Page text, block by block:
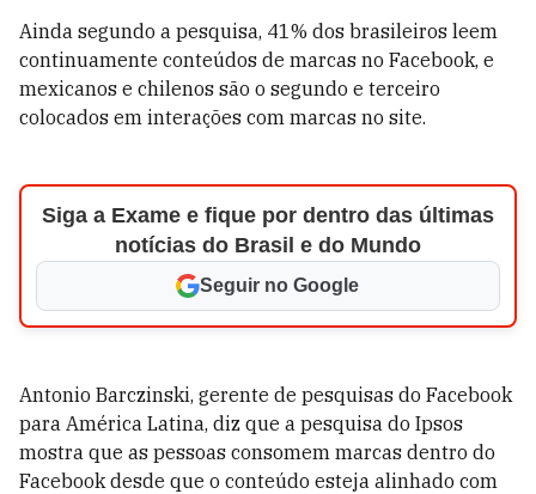
Ainda segundo a pesquisa, 41% dos brasileiros leem
continuamente conteúdos de marcas no Facebook, e
mexicanos e chilenos são o segundo e terceiro
colocados em interações com marcas no site.
Siga a Exame e fique por dentro das últimas
notícias do Brasil e do Mundo
Seguir no Google
Antonio Barczinski, gerente de pesquisas do Facebook
para América Latina, diz que a pesquisa do Ipsos
mostra que as pessoas consomem marcas dentro do
Facebook desde que o conteúdo esteja alinhado com